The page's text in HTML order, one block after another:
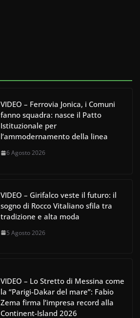
VIDEO – Ferrovia Jonica, i Comuni
fanno squadra: nasce il Patto
Istituzionale per
l’ammodernamento della linea
6 Agosto 2026
VIDEO – Girifalco veste il futuro: il
sogno di Rocco Vitaliano sfila tra
tradizione e alta moda
5 Agosto 2026
VIDEO – Lo Stretto di Messina come
la “Parigi-Dakar del mare”: Fabio
Zema firma l’impresa record alla
Continent-Island 2026